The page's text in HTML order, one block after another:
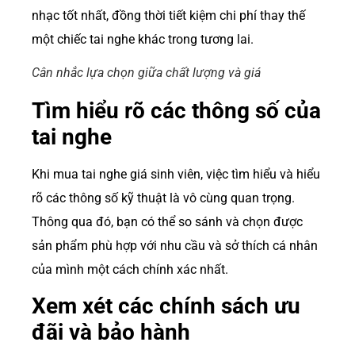
nhạc tốt nhất, đồng thời tiết kiệm chi phí thay thế
một chiếc tai nghe khác trong tương lai.
Cân nhắc lựa chọn giữa chất lượng và giá
Tìm hiểu rõ các thông số của
tai nghe
Khi mua tai nghe giá sinh viên, việc tìm hiểu và hiểu
rõ các thông số kỹ thuật là vô cùng quan trọng.
Thông qua đó, bạn có thể so sánh và chọn được
sản phẩm phù hợp với nhu cầu và sở thích cá nhân
của mình một cách chính xác nhất.
Xem xét các chính sách ưu
đãi và bảo hành